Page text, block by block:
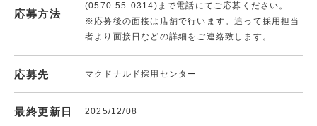
応募方法
(0570-55-0314)まで電話にてご応募ください。
※応募後の面接は店舗で行います。追って採用担当
者より面接日などの詳細をご連絡致します。
応募先 マクドナルド採用センター
最終更新日 2025/12/08